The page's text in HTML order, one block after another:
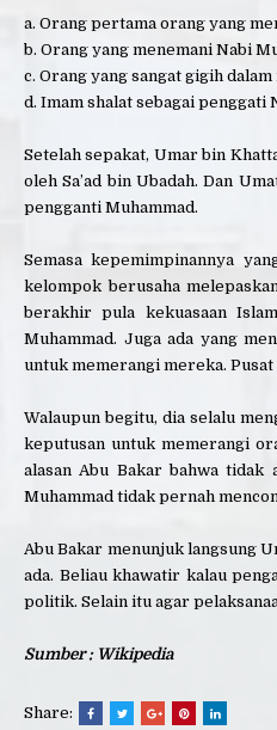
a. Orang pertama orang yang
b. Orang yang menemani Nabi
c. Orang yang sangat gigih
d. Imam shalat sebagai penggati
Setelah sepakat, Umar bin
oleh Sa’ad bin Ubadah. Dan
pengganti Muhammad.
Semasa kepemimpinannya
kelompok berusaha
berakhir pula kekuasaan
Muhammad. Juga ada yang
untuk memerangi mereka.
Walaupun begitu, dia selalu
keputusan untuk memerangi
alasan Abu Bakar bahwa tidak
Muhammad tidak pernah
Abu Bakar menunjuk langsung
ada. Beliau khawatir kalau
politik. Selain itu agar
Sumber : Wikipedia
Share: